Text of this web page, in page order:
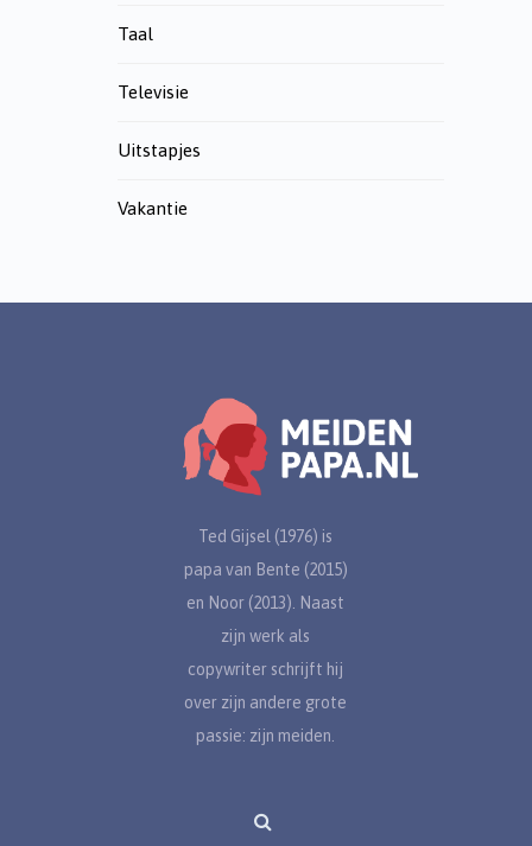
Taal
Televisie
Uitstapjes
Vakantie
Ted Gijsel (1976) is
papa van Bente (2015)
en Noor (2013). Naast
zijn werk als
copywriter schrijft hij
over zijn andere grote
passie: zijn meiden.